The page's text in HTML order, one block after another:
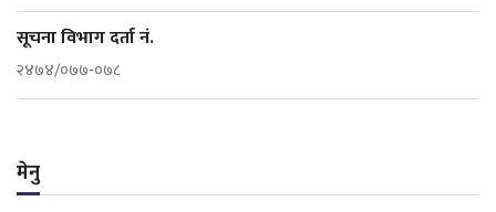
सूचना विभाग दर्ता नं.
२४७४/०७७-०७८
मेनु